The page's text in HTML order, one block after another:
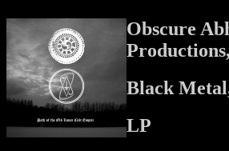
Obscure
Black
LP